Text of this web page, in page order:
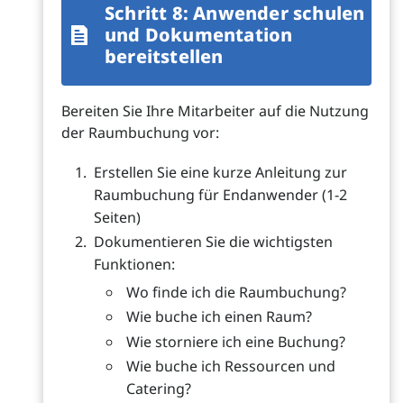
Schritt 8: Anwender schulen
und Dokumentation
bereitstellen
Bereiten Sie Ihre Mitarbeiter auf die Nutzung
der Raumbuchung vor:
Erstellen Sie eine kurze Anleitung zur
Raumbuchung für Endanwender (1-2
Seiten)
Dokumentieren Sie die wichtigsten
Funktionen:
Wo finde ich die Raumbuchung?
Wie buche ich einen Raum?
Wie storniere ich eine Buchung?
Wie buche ich Ressourcen und
Catering?